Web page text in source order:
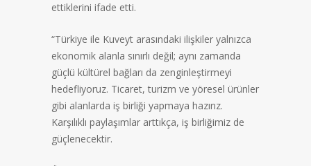
ettiklerini ifade etti.
“Türkiye ile Kuveyt arasındaki ilişkiler yalnızca
ekonomik alanla sınırlı değil; aynı zamanda
güçlü kültürel bağları da zenginleştirmeyi
hedefliyoruz. Ticaret, turizm ve yöresel ürünler
gibi alanlarda iş birliği yapmaya hazırız.
Karşılıklı paylaşımlar arttıkça, iş birliğimiz de
güçlenecektir.